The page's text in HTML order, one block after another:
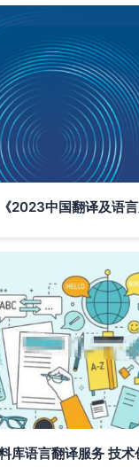
库语言翻译服务 技